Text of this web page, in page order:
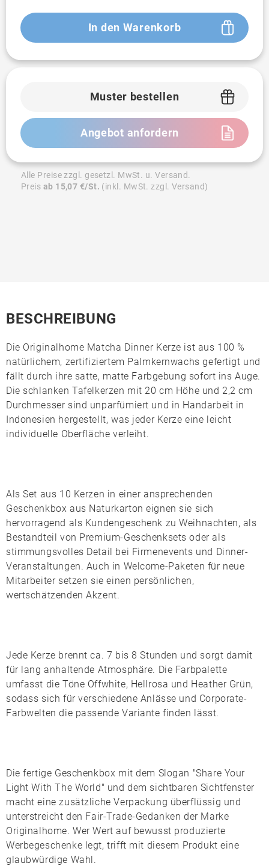
In den Warenkorb
Muster bestellen
Angebot anfordern
Alle Preise zzgl. gesetzl. MwSt. u. Versand.
Preis ab 15,07 €/St. (inkl. MwSt. zzgl. Versand)
BESCHREIBUNG
Die Originalhome Matcha Dinner Kerze ist aus 100 %
natürlichem, zertifiziertem Palmkernwachs gefertigt und
fällt durch ihre satte, matte Farbgebung sofort ins Auge.
Die schlanken Tafelkerzen mit 20 cm Höhe und 2,2 cm
Durchmesser sind unparfümiert und in Handarbeit in
Indonesien hergestellt, was jeder Kerze eine leicht
individuelle Oberfläche verleiht.
Als Set aus 10 Kerzen in einer ansprechenden
Geschenkbox aus Naturkarton eignen sie sich
hervorragend als Kundengeschenk zu Weihnachten, als
Bestandteil von Premium-Geschenksets oder als
stimmungsvolles Detail bei Firmenevents und Dinner-
Veranstaltungen. Auch in Welcome-Paketen für neue
Mitarbeiter setzen sie einen persönlichen,
wertschätzenden Akzent.
Jede Kerze brennt ca. 7 bis 8 Stunden und sorgt damit
für lang anhaltende Atmosphäre. Die Farbpalette
umfasst die Töne Offwhite, Hellrosa und Heather Grün,
sodass sich für verschiedene Anlässe und Corporate-
Farbwelten die passende Variante finden lässt.
Die fertige Geschenkbox mit dem Slogan "Share Your
Light With The World" und dem sichtbaren Sichtfenster
macht eine zusätzliche Verpackung überflüssig und
unterstreicht den Fair-Trade-Gedanken der Marke
Originalhome. Wer Wert auf bewusst produzierte
Werbegeschenke legt, trifft mit diesem Produkt eine
glaubwürdige Wahl.